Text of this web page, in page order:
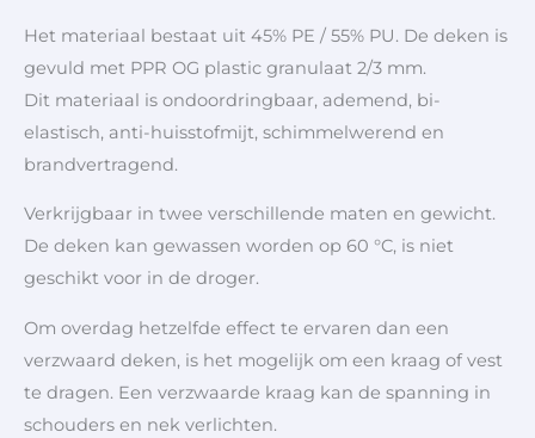
Het materiaal bestaat uit 45% PE / 55% PU. De deken is
gevuld met PPR OG plastic granulaat 2/3 mm.
Dit materiaal is ondoordringbaar, ademend, bi-
elastisch, anti-huisstofmijt, schimmelwerend en
brandvertragend.
Verkrijgbaar in twee verschillende maten en gewicht.
De deken kan gewassen worden op 60 °C, is niet
geschikt voor in de droger.
Om overdag hetzelfde effect te ervaren dan een
verzwaard deken, is het mogelijk om een kraag of vest
te dragen. Een verzwaarde kraag kan de spanning in
schouders en nek verlichten.